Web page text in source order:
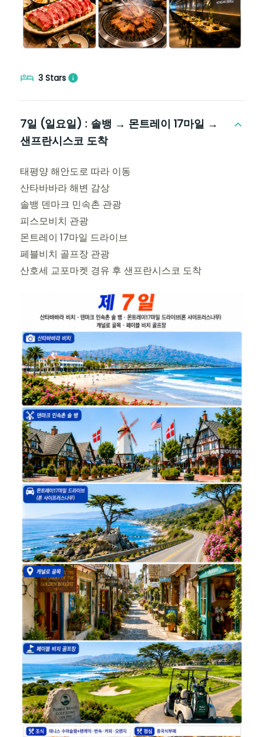
3 Stars
7일 (일요일) : 솔뱅 → 몬트레이 17마일 →
샌프란시스코 도착
태평양 해안도로 따라 이동
산타바바라 해변 감상
솔뱅 덴마크 민속촌 관광
피스모비치 관광
몬트레이 17마일 드라이브
페블비치 골프장 관광
산호세 교포마켓 경유 후 샌프란시스코 도착